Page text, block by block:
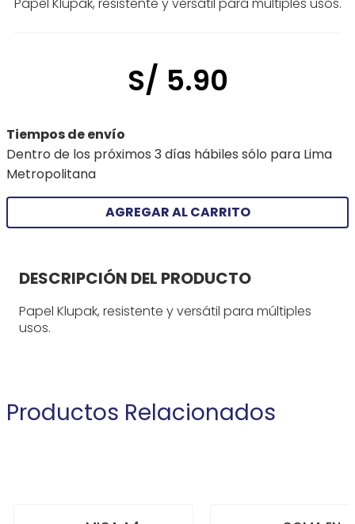
S/ 5.90
Tiempos de envío
Dentro de los próximos 3 días hábiles sólo para Lima
Metropolitana
AGREGAR AL CARRITO
DESCRIPCIÓN DEL PRODUCTO
Papel Klupak, resistente y versátil para múltiples
usos.
Productos Relacionados